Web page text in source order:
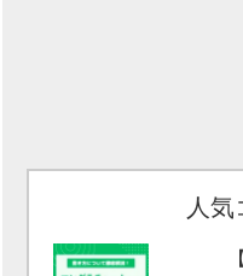
人気